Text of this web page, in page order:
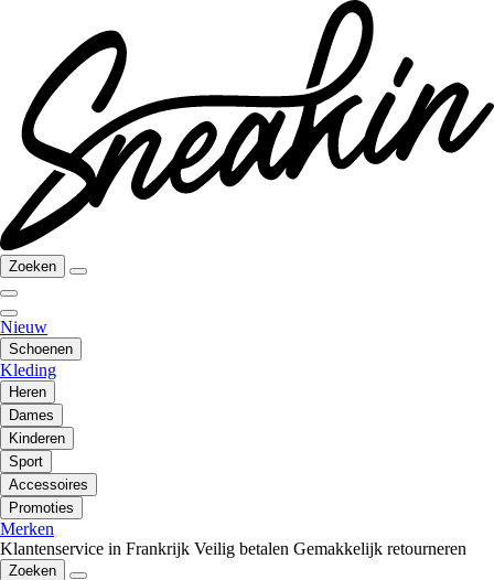
Zoeken
Nieuw
Schoenen
Kleding
Heren
Dames
Kinderen
Sport
Accessoires
Promoties
Merken
Klantenservice in Frankrijk Veilig betalen Gemakkelijk retourneren
Zoeken